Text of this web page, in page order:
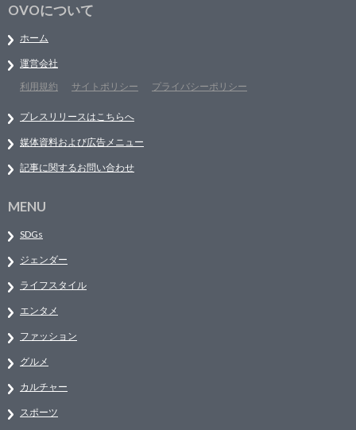
OVOについて
ホーム
運営会社
利用規約
サイトポリシー プライバシーポリシー
プレスリリースはこちらへ
媒体資料および広告メニュー
記事に関するお問い合わせ
MENU
SDGs
ジェンダー
ライフスタイル
エンタメ
ファッション
グルメ
カルチャー
スポーツ